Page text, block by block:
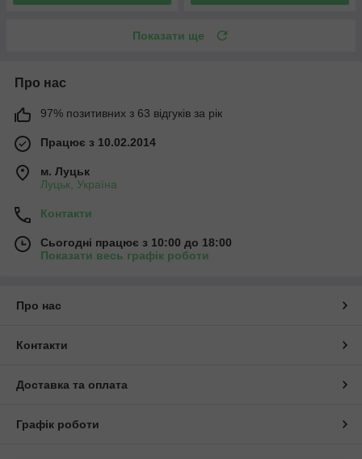
Показати ще
Про нас
97% позитивних з 63 відгуків за рік
Працює з 10.02.2014
м. Луцьк
Луцьк, Україна
Контакти
Сьогодні працює з 10:00 до 18:00
Показати весь графік роботи
Про нас
Контакти
Доставка та оплата
Графік роботи